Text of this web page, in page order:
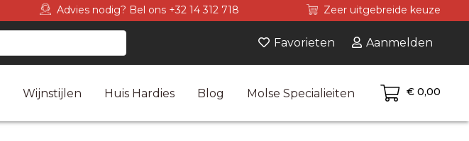
Advies nodig? Bel ons +32 14 312 718 Zeer uitgebreide keuze
Favorieten Aanmelden
Wijnstijlen Huis Hardies Blog Molse Specialieiten € 0,00